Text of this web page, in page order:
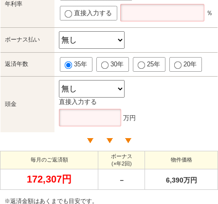
年利率
直接入力する ％
ボーナス払い
返済年数 35年 30年 25年 20年
頭金 直接入力する
万円
毎月のご返済額
ボーナス
(×年2回)
物件価格
172,307円 － 6,390万円
※返済金額はあくまでも目安です。